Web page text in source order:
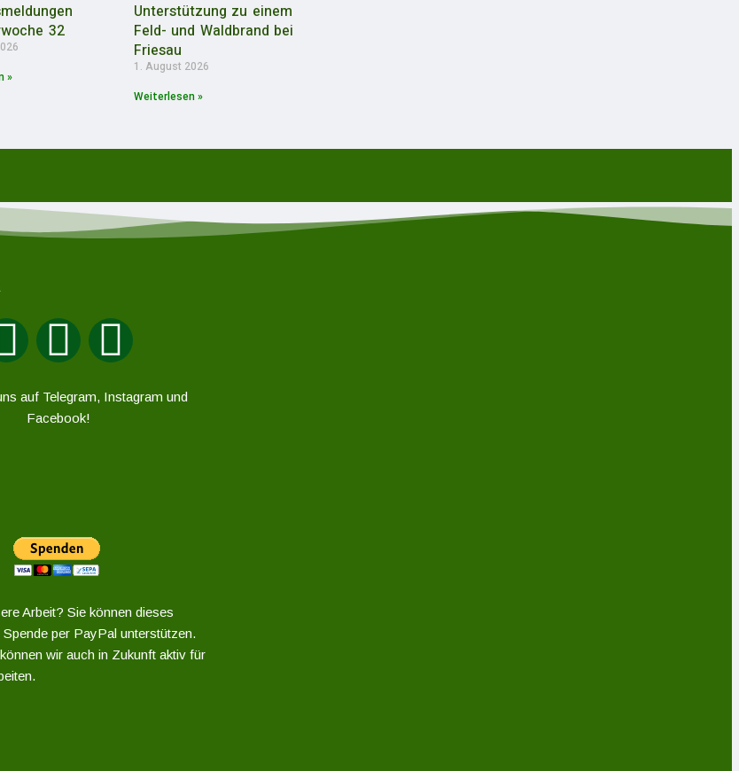
32
»
Unterstützung zu einem
Feld- und Waldbrand bei
Friesau
1. August 2026
Weiterlesen »
auf Telegram, Instagram und
Facebook!
Arbeit? Sie können dieses
per PayPal unterstützen.
wir auch in Zukunft aktiv für